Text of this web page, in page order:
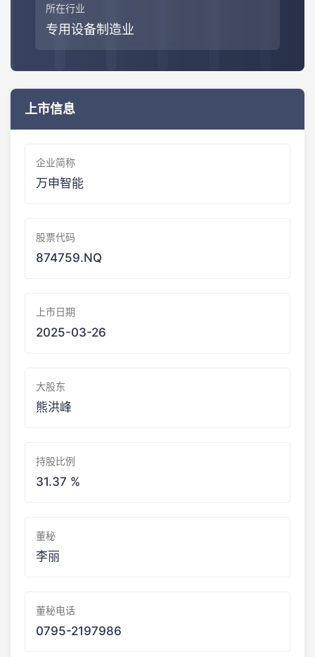
所在行业
专用设备制造业
上市信息
企业简称
万申智能
股票代码
874759.NQ
上市日期
2025-03-26
大股东
熊洪峰
持股比例
31.37 %
董秘
李丽
董秘电话
0795-2197986